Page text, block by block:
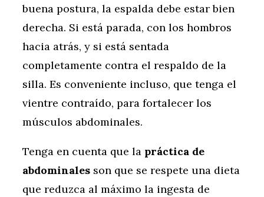
buena postura, la espalda debe estar bien
derecha. Si está parada, con los hombros
hacia atrás, y si está sentada
completamente contra el respaldo de la
silla. Es conveniente incluso, que tenga el
vientre contraído, para fortalecer los
músculos abdominales.
Tenga en cuenta que la práctica de
abdominales son que se respete una dieta
que reduzca al máximo la ingesta de